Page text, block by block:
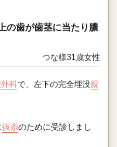
の歯が歯茎に当たり膿
つな様31歳女性
科で、左下の完全埋没親
抜糸のために受診しまし